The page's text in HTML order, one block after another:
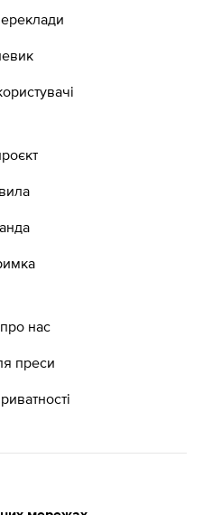
нас
преси